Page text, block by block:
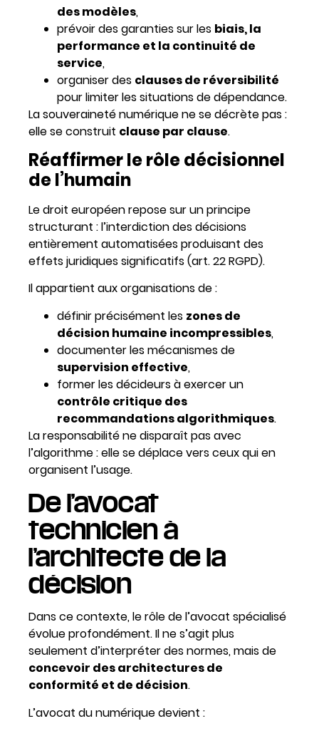
des modèles,
prévoir des garanties sur les biais, la
performance et la continuité de
service,
organiser des clauses de réversibilité
pour limiter les situations de dépendance.
La souveraineté numérique ne se décrète pas :
elle se construit clause par clause.
Réaffirmer le rôle décisionnel
de l’humain
Le droit européen repose sur un principe
structurant : l’interdiction des décisions
entièrement automatisées produisant des
effets juridiques significatifs (art. 22 RGPD).
Il appartient aux organisations de :
définir précisément les zones de
décision humaine incompressibles,
documenter les mécanismes de
supervision effective,
former les décideurs à exercer un
contrôle critique des
recommandations algorithmiques.
La responsabilité ne disparaît pas avec
l’algorithme : elle se déplace vers ceux qui en
organisent l’usage.
De l’avocat
technicien à
l’architecte de la
décision
Dans ce contexte, le rôle de l’avocat spécialisé
évolue profondément. Il ne s’agit plus
seulement d’interpréter des normes, mais de
concevoir des architectures de
conformité et de décision.
L’avocat du numérique devient :